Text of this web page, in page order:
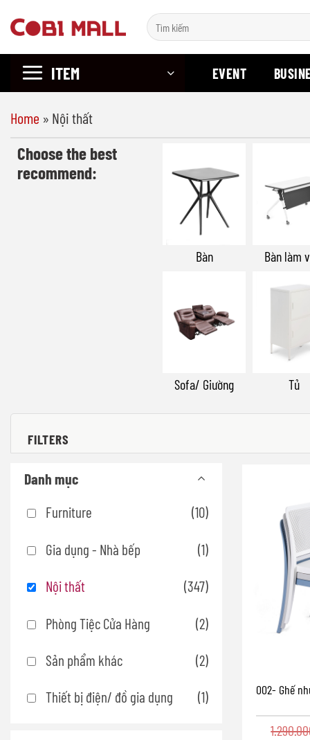
đến
nội
Search
for:
ITEM EVENT
Home » Nội thất
Choose the best
recommend:
Bàn Bàn làm
Sofa/ Giường Tủ
FILTERS
Danh mục
Furniture (10)
Gia dụng - Nhà bếp (1)
Nội thất (347)
Phòng Tiệc Cửa Hàng (2)
Sản phẩm khác (2)
Thiết bị điện/ đồ gia dụng (1)
002- Ghế